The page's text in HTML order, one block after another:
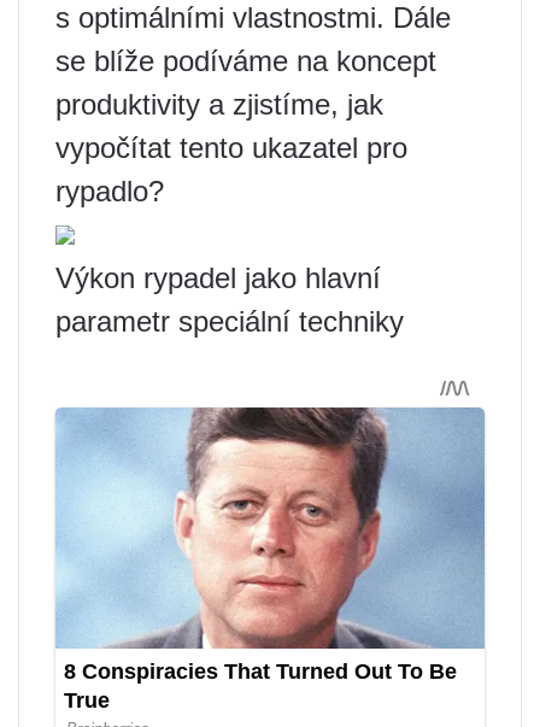
s optimálními vlastnostmi. Dále
se blíže podíváme na koncept
produktivity a zjistíme, jak
vypočítat tento ukazatel pro
rypadlo?
Výkon rypadel jako hlavní
parametr speciální techniky